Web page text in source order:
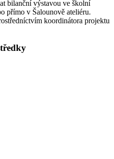
bilanční výstavou ve školní
přímo v Šalounově ateliéru.
koordinátora projektu